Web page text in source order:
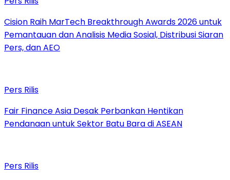
Cision Raih MarTech Breakthrough Awards 2026 untuk
Pemantauan dan Analisis Media Sosial, Distribusi Siaran
Pers, dan AEO
Pers Rilis
Fair Finance Asia Desak Perbankan Hentikan
Pendanaan untuk Sektor Batu Bara di ASEAN
Pers Rilis